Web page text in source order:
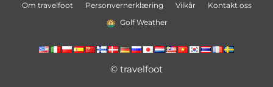
Om travelfoot Personvernerklæring Vilkår
Kontakt oss
Golf Weather
© travelfoot